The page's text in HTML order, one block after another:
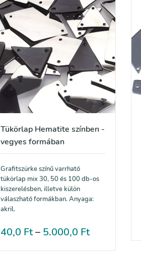
Tükörlap Hematite színben -
vegyes formában
Grafitszürke színű varrható
tükörlap mix 30, 50 és 100 db-os
kiszerelésben, illetve külön
válaszható formákban. Anyaga:
akril.
40,0 Ft– 5.000,0 Ft